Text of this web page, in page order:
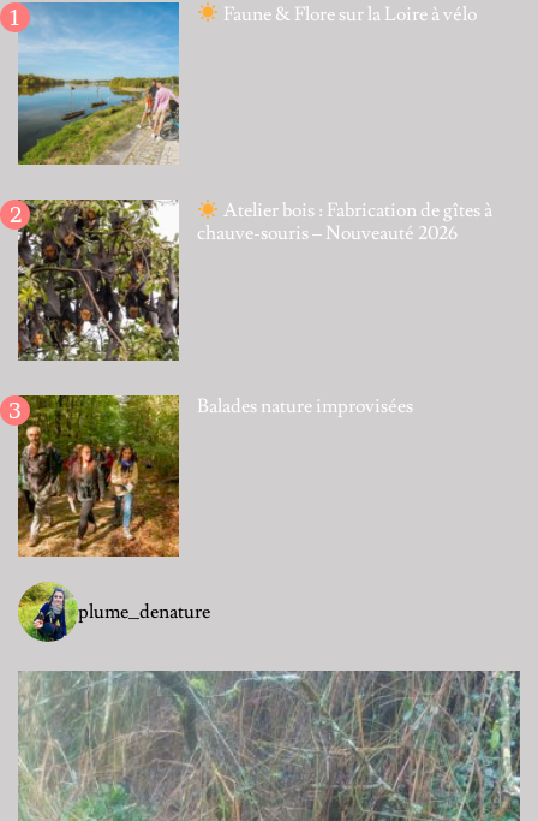
Faune & Flore sur la Loire à vélo
Atelier bois : Fabrication de gîtes à
chauve-souris – Nouveauté 2026
Balades nature improvisées
plume_denature